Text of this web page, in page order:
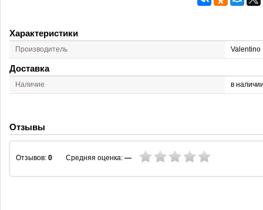
Характеристики
Производитель Valentino
Доставка
Наличие в
Отзывы
Отзывов: 0 Средняя оценка: —